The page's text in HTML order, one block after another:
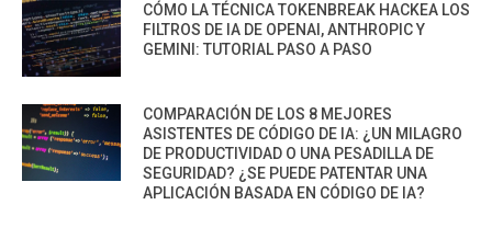
CÓMO LA TÉCNICA TOKENBREAK HACKEA LOS
FILTROS DE IA DE OPENAI, ANTHROPIC Y
GEMINI: TUTORIAL PASO A PASO
COMPARACIÓN DE LOS 8 MEJORES
ASISTENTES DE CÓDIGO DE IA: ¿UN MILAGRO
DE PRODUCTIVIDAD O UNA PESADILLA DE
SEGURIDAD? ¿SE PUEDE PATENTAR UNA
APLICACIÓN BASADA EN CÓDIGO DE IA?